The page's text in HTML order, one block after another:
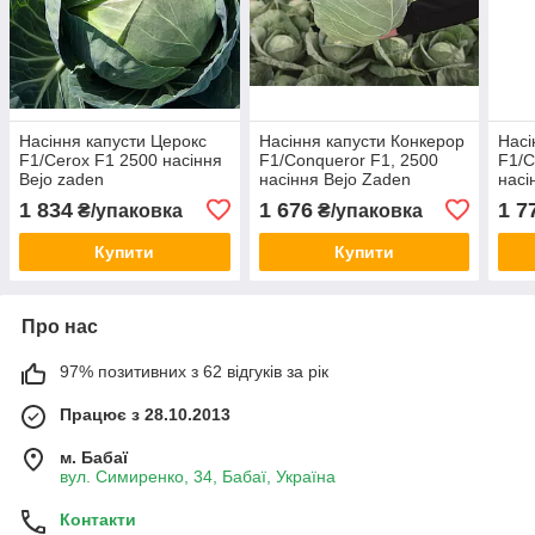
Насіння капусти Церокс
F1/Cerox F1 2500 насіння
Bejo zaden
1 834 ₴/упаковка
Купити
Насіння капусти Конкерор
F1/Conqueror F1, 2500
насіння Bejo Zaden
1 676₴/упаковка
Купити
F1/
1
Про нас
97% позитивних з 62 відгуків за рік
Працює з 28.10.2013
м. Бабаї
вул. Симиренко, 34, Бабаї, Україна
Контакти